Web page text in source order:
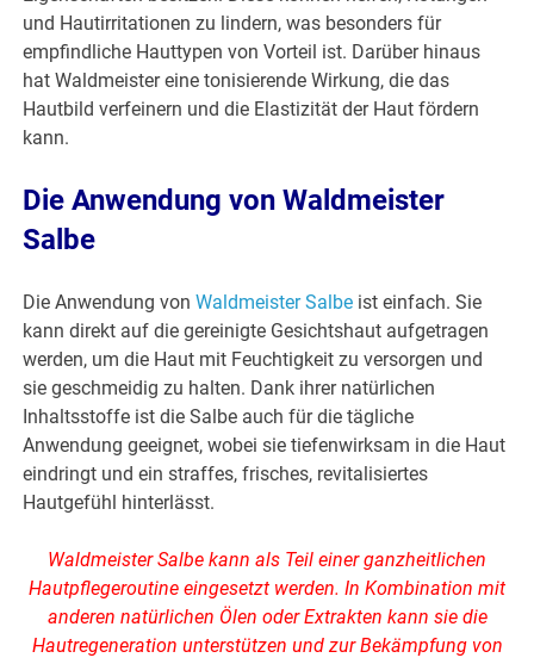
und Hautirritationen zu lindern, was besonders für
empfindliche Hauttypen von Vorteil ist. Darüber hinaus
hat Waldmeister eine tonisierende Wirkung, die das
Hautbild verfeinern und die Elastizität der Haut fördern
kann.
Die Anwendung von Waldmeister
Salbe
Die Anwendung vonWaldmeister Salbe ist einfach. Sie
kann direkt auf die gereinigte Gesichtshaut aufgetragen
werden, um die Haut mit Feuchtigkeit zu versorgen und
sie geschmeidig zu halten. Dank ihrer natürlichen
Inhaltsstoffe ist die Salbe auch für die tägliche
Anwendung geeignet, wobei sie tiefenwirksam in die Haut
eindringt und ein straffes, frisches, revitalisiertes
Hautgefühl hinterlässt.
Waldmeister Salbe kann als Teil einer ganzheitlichen
Hautpflegeroutine eingesetzt werden. In Kombination mit
anderen natürlichen Ölen oder Extrakten kann sie die
Hautregeneration unterstützen und zur Bekämpfung von